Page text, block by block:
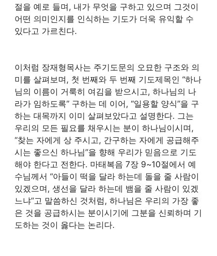
절을 예로 들며, 내가 무엇을 구하고 있으며 그것이
어떤 의미인지를 인식하는 기도가 더욱 유익할 수
있다고 가르친다.
이처럼 장재형목사는 주기도문의 오묘한 구조와 의
미를 살펴보며, 첫 번째와 두 번째 기도제목인 “하나
님의 이름이 거룩히 여김을 받으시고, 하나님의 나
라가 임하도록” 구하는 데 이어, “일용할 양식”을 구
하는 대목까지 이미 살펴보았다고 설명한다. 그는
우리의 모든 필요를 채우시는 분이 하나님이시며,
“찾는 자에게 상 주시고, 간구하는 자에게 공급해주
시는 좋으신 하나님”을 향해 우리가 믿음으로 기도
해야 한다고 전한다. 마태복음 7장 9~10절에서 예
수님께서 “아들이 떡을 달라 하는데 돌을 줄 사람이
있겠으며, 생선을 달라 하는데 뱀을 줄 사람이 있겠
느냐”고 말씀하신 것처럼, 하나님은 우리의 가장 좋
은 것을 공급하시는 분이시기에 그분을 신뢰하며 기
도하는 것이 옳다는 논리다.